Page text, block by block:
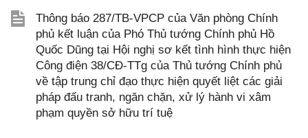
Thông báo 287/TB-VPCP của Văn phòng Chính
phủ kết luận của Phó Thủ tướng Chính phủ Hồ
Quốc Dũng tại Hội nghị sơ kết tình hình thực hiện
Công điện 38/CĐ-TTg của Thủ tướng Chính phủ
về tập trung chỉ đạo thực hiện quyết liệt các giải
pháp đấu tranh, ngăn chặn, xử lý hành vi xâm
phạm quyền sở hữu trí tuệ